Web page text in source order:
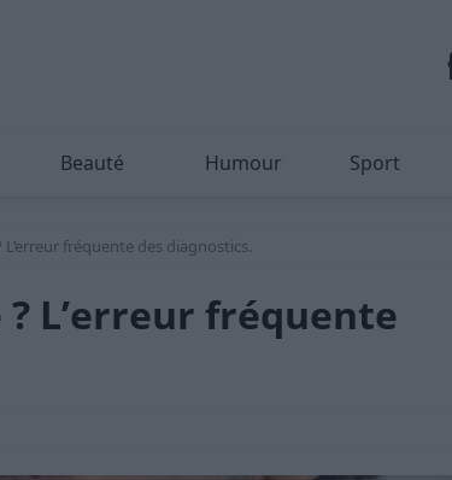
Beauté Humour Sport
fréquente des diagnostics.
L’erreur fréquente